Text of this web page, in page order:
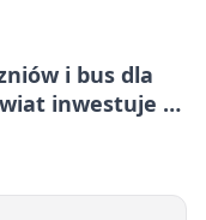
i bus dla
inwestuje w